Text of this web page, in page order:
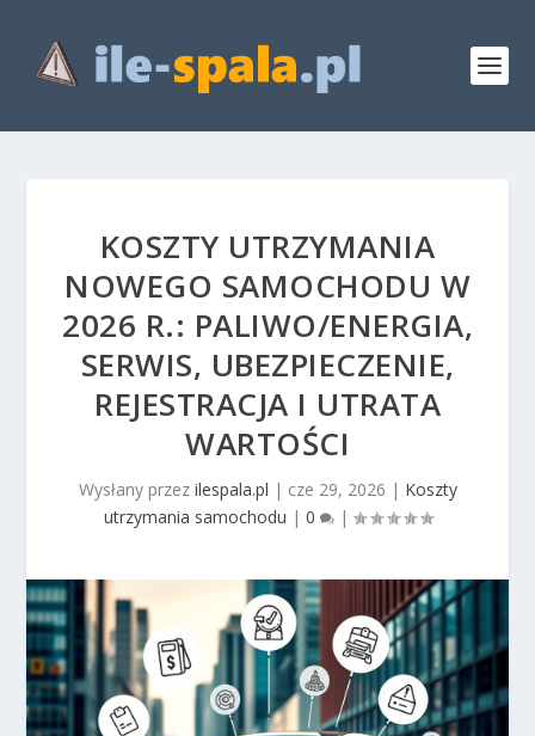
KOSZTY UTRZYMANIA
NOWEGO SAMOCHODU W
2026 R.: PALIWO/ENERGIA,
SERWIS, UBEZPIECZENIE,
REJESTRACJA I UTRATA
WARTOŚCI
Wysłany przez ilespala.pl | cze 29, 2026 | Koszty
utrzymania samochodu | 0 |